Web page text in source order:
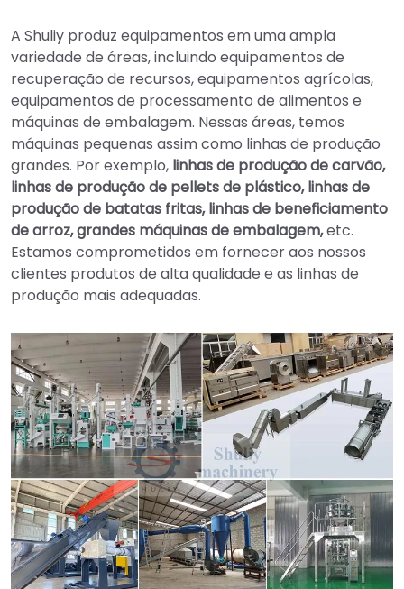
A Shuliy produz equipamentos em uma ampla
variedade de áreas, incluindo equipamentos de
recuperação de recursos, equipamentos agrícolas,
equipamentos de processamento de alimentos e
máquinas de embalagem. Nessas áreas, temos
máquinas pequenas assim como linhas de produção
grandes. Por exemplo, linhas de produção de carvão,
linhas de produção de pellets de plástico, linhas de
produção de batatas fritas, linhas de beneficiamento
de arroz, grandes máquinas de embalagem,etc.
Estamos comprometidos em fornecer aos nossos
clientes produtos de alta qualidade e as linhas de
produção mais adequadas.